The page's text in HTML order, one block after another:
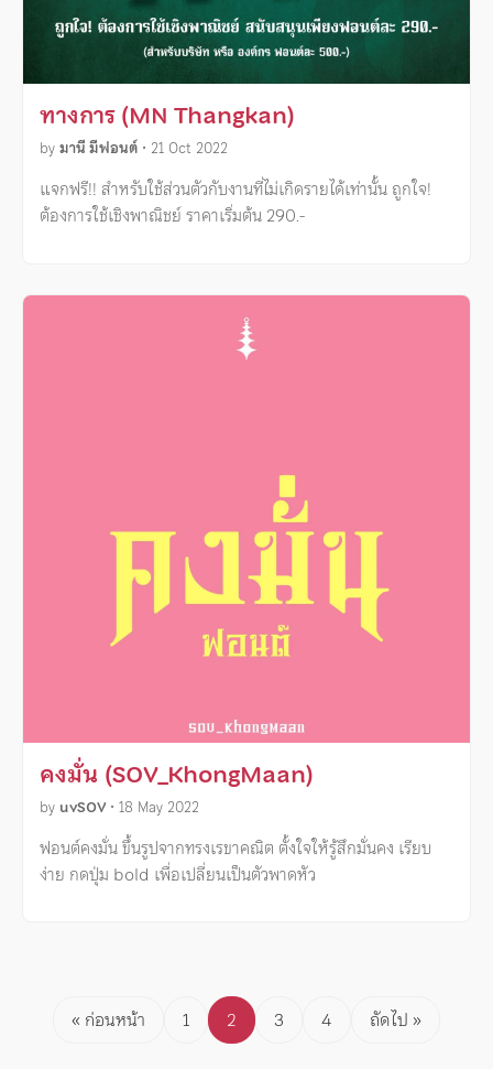
ทางการ (MN Thangkan)
byมานี มีฟอนต์ • 21 Oct 2022
แจกฟรี!! สำหรับใช้ส่วนตัวกับงานที่ไม่เกิดรายได้เท่านั้น ถูกใจ!
ต้องการใช้เชิงพาณิชย์ ราคาเริ่มต้น 290.-
คงมั่น (SOV_KhongMaan)
by uvSOV • 18 May 2022
ฟอนต์คงมั่น ขึ้นรูปจากทรงเรขาคณิต ตั้งใจให้รู้สึกมั่นคง เรียบ
ง่าย กดปุ่ม bold เพื่อเปลี่ยนเป็นตัวพาดหัว
Posts« ก่อนหน้า 1 2 3 4 ถัดไป »